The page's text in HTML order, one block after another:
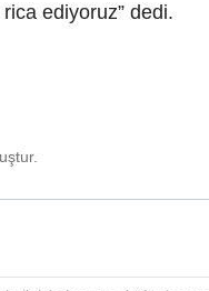
ediyoruz” dedi.